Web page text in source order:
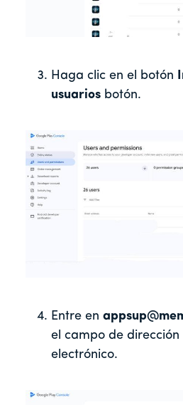
Haga clic en el botón
usuarios botón.
Entre en
el campo de
electrónico.